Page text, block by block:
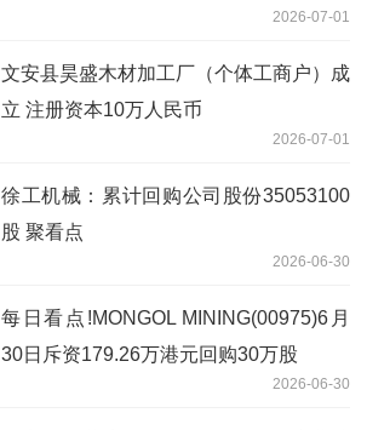
2026-07-01
文安县昊盛木材加工厂（个体工商户）成
立 注册资本10万人民币
2026-07-01
徐工机械：累计回购公司股份35053100
股 聚看点
2026-06-30
每日看点!MONGOL MINING(00975)6月
30日斥资179.26万港元回购30万股
2026-06-30